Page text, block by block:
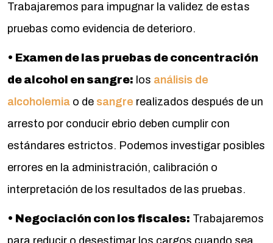
Trabajaremos para impugnar la validez de estas
pruebas como evidencia de deterioro.
• Examen de las pruebas de concentración
de alcohol en sangre: los análisis de
alcoholemia o de sangre realizados después de un
arresto por conducir ebrio deben cumplir con
estándares estrictos. Podemos investigar posibles
errores en la administración, calibración o
interpretación de los resultados de las pruebas.
• Negociación con los fiscales: Trabajaremos
para reducir o desestimar los cargos cuando sea